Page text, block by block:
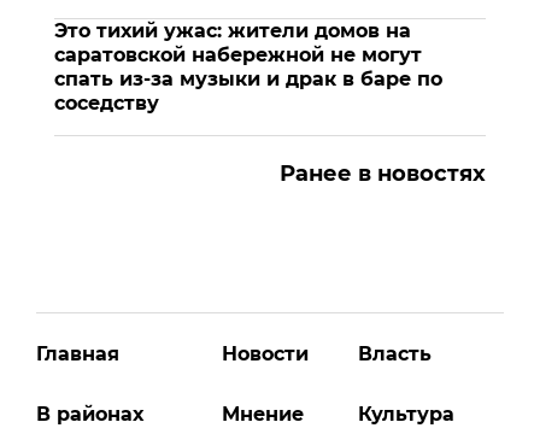
Это тихий ужас: жители домов на
саратовской набережной не могут
спать из-за музыки и драк в баре по
соседству
Ранее в новостях
Главная
В районах
Новости
Мнение
Власть
Культура